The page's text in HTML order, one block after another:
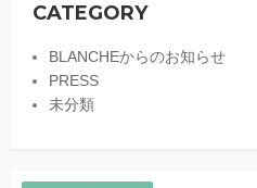
CATEGORY
BLANCHEからのお知らせ
PRESS
未分類